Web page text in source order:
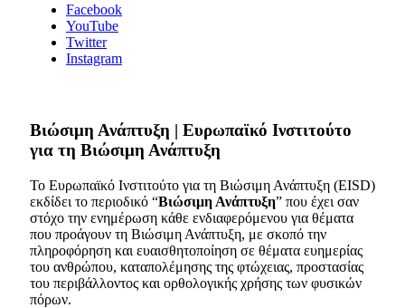
Facebook
YouTube
Twitter
Instagram
Bιώσιμη Ανάπτυξη | Ευρωπαϊκό Ινστιτούτο
για τη Βιώσιμη Ανάπτυξη
Το Ευρωπαϊκό Ινστιτούτο για τη Βιώσιμη Ανάπτυξη (EISD)
εκδίδει το περιοδικό “Βιώσιμη Ανάπτυξη” που έχει σαν
στόχο την ενημέρωση κάθε ενδιαφερόμενου για θέματα
που προάγουν τη Βιώσιμη Ανάπτυξη, με σκοπό την
πληροφόρηση και ευαισθητοποίηση σε θέματα ευημερίας
του ανθρώπου, καταπολέμησης της φτώχειας, προστασίας
του περιβάλλοντος και ορθολογικής χρήσης των φυσικών
πόρων.